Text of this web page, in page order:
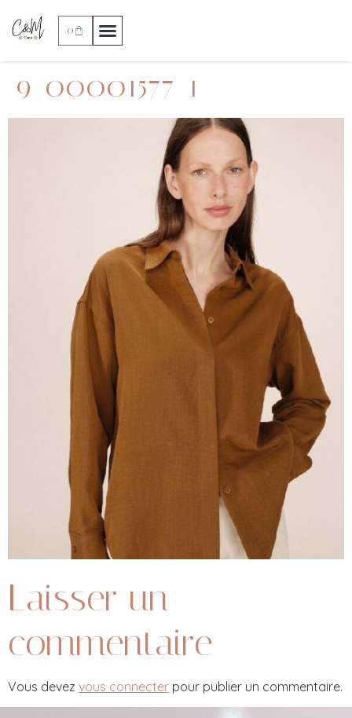
0
9_00001577_1
Laisser un
commentaire
Vous devez vous connecter pour publier un commentaire.